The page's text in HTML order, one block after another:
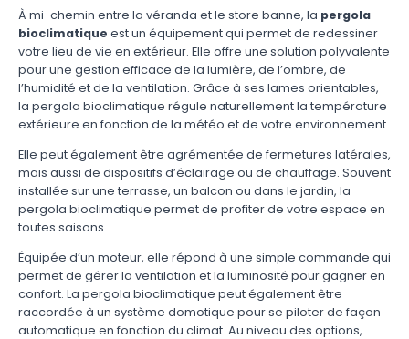
À mi-chemin entre la véranda et le store banne, la pergola
bioclimatique est un équipement qui permet de redessiner
votre lieu de vie en extérieur. Elle offre une solution polyvalente
pour une gestion efficace de la lumière, de l’ombre, de
l’humidité et de la ventilation. Grâce à ses lames orientables,
la pergola bioclimatique régule naturellement la température
extérieure en fonction de la météo et de votre environnement.
Elle peut également être agrémentée de fermetures latérales,
mais aussi de dispositifs d’éclairage ou de chauffage. Souvent
installée sur une terrasse, un balcon ou dans le jardin, la
pergola bioclimatique permet de profiter de votre espace en
toutes saisons.
Équipée d’un moteur, elle répond à une simple commande qui
permet de gérer la ventilation et la luminosité pour gagner en
confort. La pergola bioclimatique peut également être
raccordée à un système domotique pour se piloter de façon
automatique en fonction du climat. Au niveau des options,